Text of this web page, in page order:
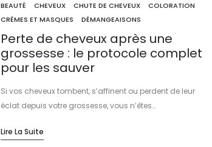
BEAUTÉ
CHEVEUX CHUTE DE CHEVEUX
COLORATION
CRÈMES ET MASQUES
DÉMANGEAISONS
Perte de cheveux après une
grossesse : le protocole complet
pour les sauver
Si vos cheveux tombent, s’affinent ou perdent de leur
éclat depuis votre grossesse, vous n’êtes…
Lire La Suite